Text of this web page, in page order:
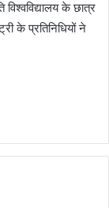
के छात्र
के प्रतिनिधियों ने